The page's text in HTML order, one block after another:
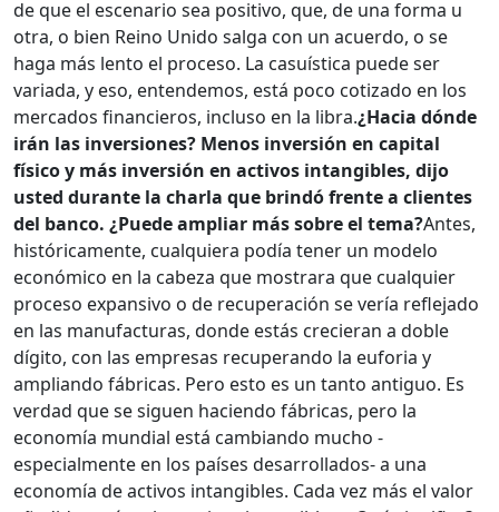
de que el escenario sea positivo, que, de una forma u
otra, o bien Reino Unido salga con un acuerdo, o se
haga más lento el proceso. La casuística puede ser
variada, y eso, entendemos, está poco cotizado en los
mercados financieros, incluso en la libra.¿Hacia dónde
irán las inversiones? Menos inversión en capital
físico y más inversión en activos intangibles, dijo
usted durante la charla que brindó frente a clientes
del banco. ¿Puede ampliar más sobre el tema?Antes,
históricamente, cualquiera podía tener un modelo
económico en la cabeza que mostrara que cualquier
proceso expansivo o de recuperación se vería reflejado
en las manufacturas, donde estás crecieran a doble
dígito, con las empresas recuperando la euforia y
ampliando fábricas. Pero esto es un tanto antiguo. Es
verdad que se siguen haciendo fábricas, pero la
economía mundial está cambiando mucho -
especialmente en los países desarrollados- a una
economía de activos intangibles. Cada vez más el valor